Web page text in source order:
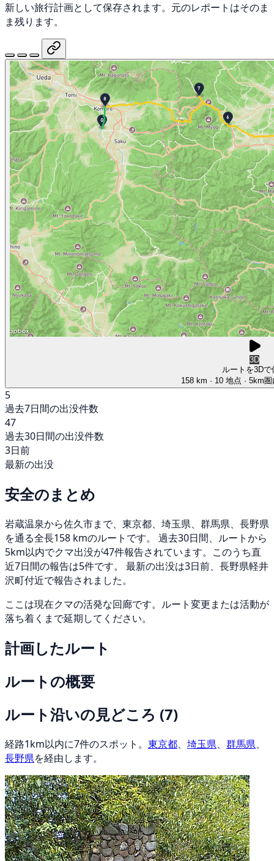
新しい旅行計画として保存されます。元のレポートはそのま
ま残ります。
3D
ルートを3Dで
158 km · 10 地点 · 5km
5
過去7日間の出没件数
47
過去30日間の出没件数
3日前
最新の出没
安全のまとめ
岩蔵温泉から佐久市まで、東京都、埼玉県、群馬県、長野県
を通る全長158 kmのルートです。 過去30日間、ルートから
5km以内でクマ出没が47件報告されています。このうち直
近7日間の報告は5件です。 最新の出没は3日前、長野県軽井
沢町付近で報告されました。
ここは現在クマの活発な回廊です。ルート変更または活動が
落ち着くまで延期してください。
計画したルート
ルートの概要
ルート沿いの見どころ (7)
経路1km以内に7件のスポット。 東京都、 埼玉県、 群馬県、
長野県を経由します。